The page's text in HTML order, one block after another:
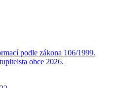
podle zákona 106/1999.
obce 2026.